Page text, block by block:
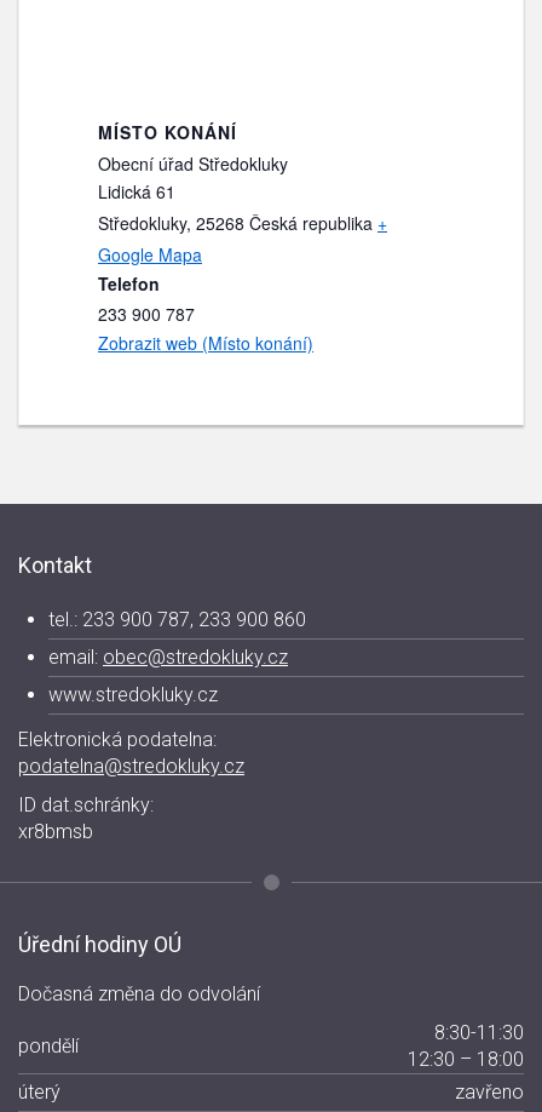
MÍSTO KONÁNÍ
Obecní úřad Středokluky
Lidická 61
Středokluky, 25268 Česká republika +
Google Mapa
Telefon
233 900 787
Zobrazit web (Místo konání)
Kontakt
tel.: 233 900 787, 233 900 860
email: obec@stredokluky.cz
www.stredokluky.cz
Elektronická podatelna:
podatelna@stredokluky.cz
ID dat.schránky:
xr8bmsb
Úřední hodiny OÚ
Dočasná změna do odvolání
pondělí
8:30-11:30
12:30 – 18:00
úterý
zavřeno